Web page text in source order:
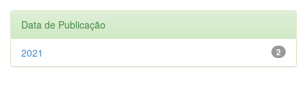
Data de Publicação
2
2021